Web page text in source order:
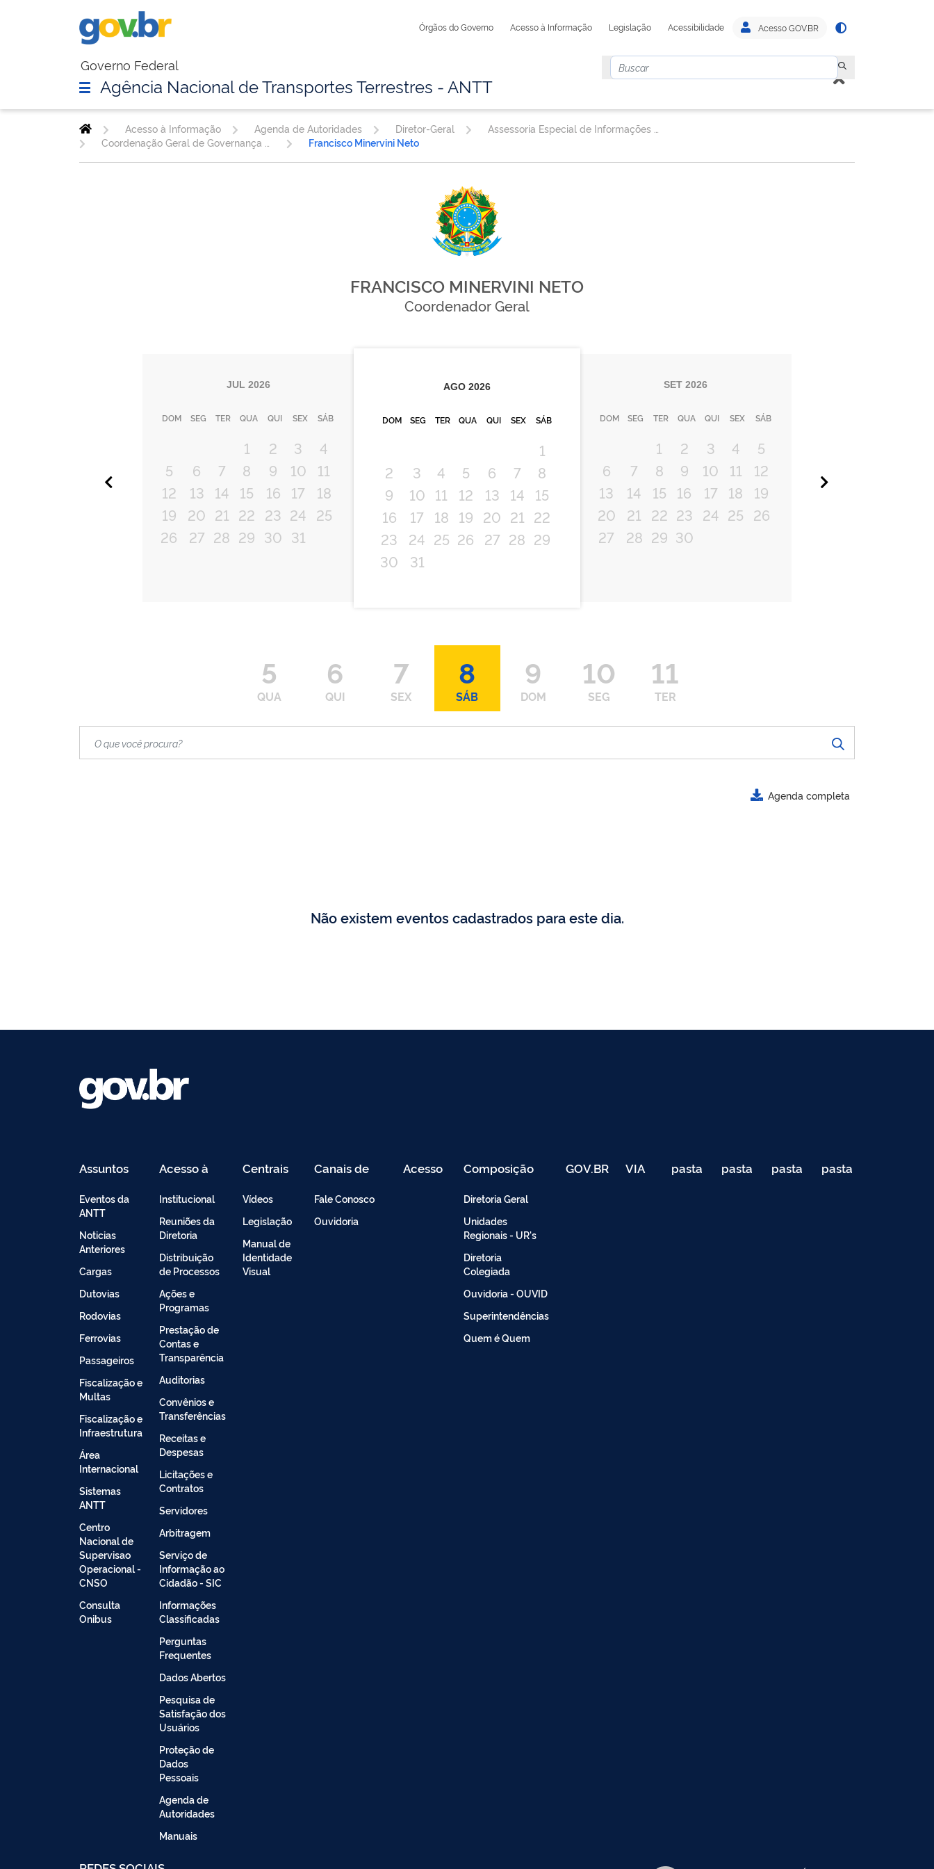
Órgãos do Governo Acesso à Informação Legislação Acessibilidade Acesso GOV.BR
Governo Federal
Agência Nacional de Transportes Terrestres - ANTT
Acesso à Informação Agenda de Autoridades Diretor-Geral
Francisco Minervini Neto
FRANCISCO MINERVINI NETO
Coordenador Geral
JUL 2026
DOM SEG TER QUA QUI SEX SÁB
1 2 3
4
5
6 7 8 9 10
11
12
13 14 15 16 17
18
19
20 21 22 23 24 25
26
27 28 29 30 31
AGO 2026
DOM SEG TER QUA QUI SEX SÁB
1
2
3 4 5 6 7
8
9
10 11 12 13 14
15
16
17 18 19 20 21 22
23
24 25 26 27 28 29
30
31
SET 2026
DOM SEG TER QUA QUI SEX SÁB
1 2 3 4
5
6
7 8 9 10 11
12
13
14 15 16 17 18
19
20
21 22 23 24 25 26
27
28 29 30
5
QUA
6
QUI
7
SEX
8
SÁB
9
DOM
10
SEG
11
TER
Agenda completa
Não existem eventos cadastrados para este dia.
Assuntos
Eventos da
ANTT
Noticias
Anteriores
Cargas
Dutovias
Rodovias
Ferrovias
Passageiros
Fiscalização e
Multas
Fiscalização e
Infraestrutura
Área
Internacional
Sistemas
ANTT
Centro
Nacional de
Supervisao
Operacional -
CNSO
Consulta
Onibus
Acesso à
Informação
Institucional
Reuniões da
Diretoria
Distribuição
de Processos
Ações e
Programas
Prestação de
Contas e
Transparência
Auditorias
Convênios e
Transferências
Receitas e
Despesas
Licitações e
Contratos
Servidores
Arbitragem
Serviço de
Informação ao
Cidadão - SIC
Informações
Classificadas
Perguntas
Frequentes
Dados Abertos
Pesquisa de
Satisfação dos
Usuários
Proteção de
Dados
Pessoais
Agenda de
Autoridades
Manuais
Centrais
de
Vídeos
Legislação
Manual de
Identidade
Visual
Canais de
Atendimento
Fale Conosco
Ouvidoria
Acesso
Restrito
Composição
Diretoria Geral
Unidades
Regionais - UR's
Diretoria
Colegiada
Ouvidoria - OUVID
Superintendências
Quem é Quem
GOV.BR VIA
040
pasta
de
pasta
de
pasta
de
pasta
de